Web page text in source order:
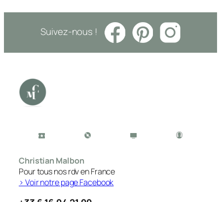
Suivez-nous !
Christian Malbon
Pour tous nos rdv en France
> Voir notre page Facebook